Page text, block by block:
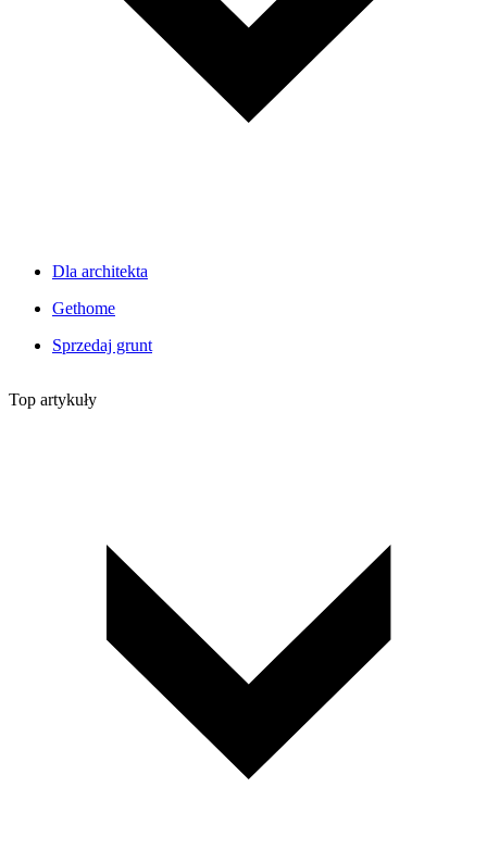
Dla architekta
Gethome
Sprzedaj grunt
Top artykuły